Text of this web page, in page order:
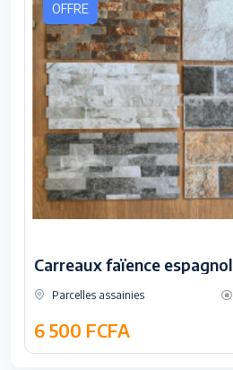
OFFRE
Carreaux faïence espagnol
Parcelles assainies
6 500 FCFA